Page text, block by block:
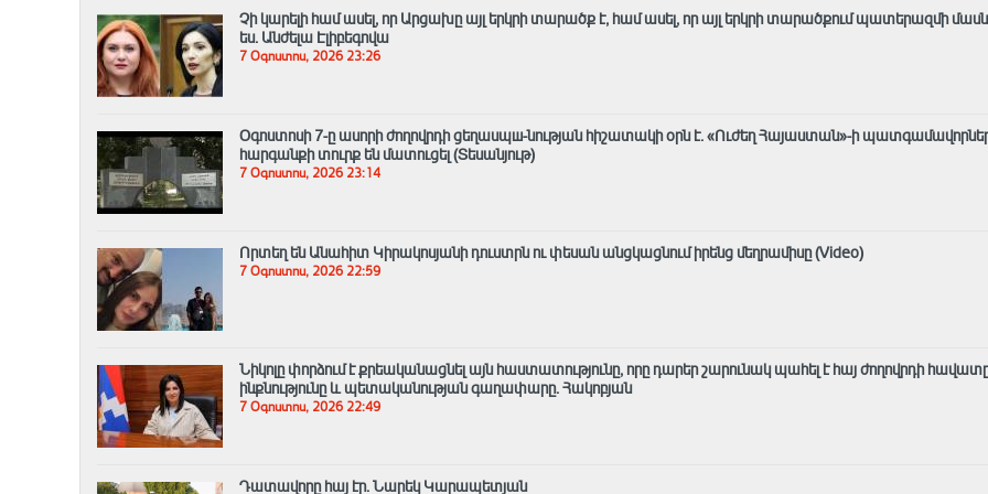
Չի կարելի համ ասել, որ Արցախը այլ երկրի տարածք է, համ ասել, որ այլ երկրի տարածքում պատերազմի
ես. Անժելա Էլիբեգովա
7 Օգոստոս, 2026 23:26
Օգոստոսի 7-ը ասորի ժողովրդի ցեղասպш-նության հիշատակի օրն է․ «Ուժեղ Հայաստան»-ի
հարգանքի տուրք են մատուցել (Տեսանյութ)
7 Օգոստոս, 2026 23:14
Որտեղ են Անահիտ Կիրակոսյանի դուստրն ու փեսան անցկացնում իրենց մեղրամիսը (Video)
7 Օգոստոս, 2026 22:59
Նիկոլը փորձում է քրեականացնել այն հաստատությունը, որը դարեր շարունակ պահել է հայ ժողովրդի
ինքնությունը և պետականության գաղափարը. Հակոբյան
7 Օգոստոս, 2026 22:49
Դատավորը հայ էր․ Նարեկ Կարապետյան